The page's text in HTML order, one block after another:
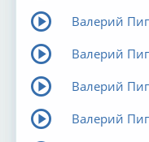
Валерий
Валерий
Валерий
Валерий